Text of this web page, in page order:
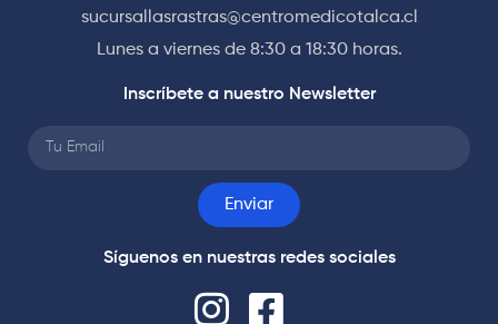
sucursallasrastras@centromedicotalca.cl
Lunes a viernes de 8:30 a 18:30 horas.
Inscríbete a nuestro Newsletter
Enviar
Síguenos en nuestras redes sociales